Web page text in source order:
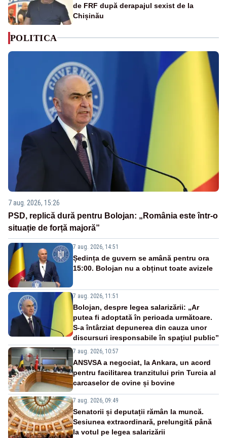
de FRF după derapajul sexist de la
Chișinău
POLITICA
7 aug. 2026, 15:26
PSD, replică dură pentru Bolojan: „România este într-o
situație de forță majoră”
7 aug. 2026, 14:51
Ședința de guvern se amână pentru ora
15:00. Bolojan nu a obținut toate avizele
7 aug. 2026, 11:51
Bolojan, despre legea salarizării: „Ar
putea fi adoptată în perioada următoare.
S-a întârziat depunerea din cauza unor
discursuri iresponsabile în spaţiul public”
7 aug. 2026, 10:57
ANSVSA a negociat, la Ankara, un acord
pentru facilitarea tranzitului prin Turcia al
carcaselor de ovine și bovine
7 aug. 2026, 09:49
Senatorii și deputații rămân la muncă.
Sesiunea extraordinară, prelungită până
la votul pe legea salarizării